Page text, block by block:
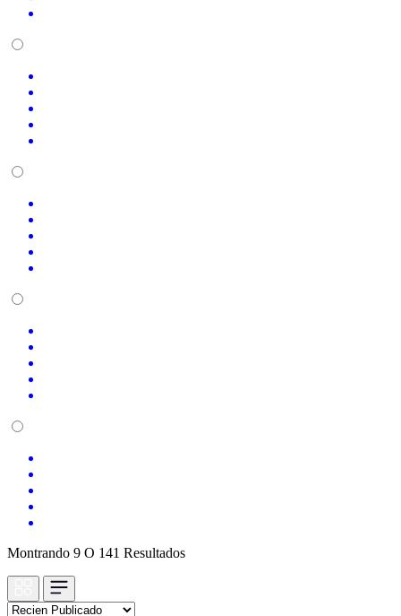
Montrando 9 O 141 Resultados